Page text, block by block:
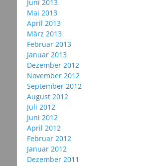
Juni 2013
Mai 2013
April 2013
März 2013
Februar 2013
Januar 2013
Dezember 2012
November 2012
September 2012
August 2012
Juli 2012
Juni 2012
April 2012
Februar 2012
Januar 2012
Dezember 2011